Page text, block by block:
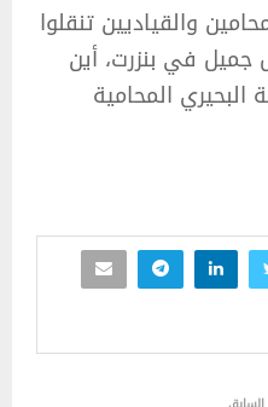
والقياديين تنقلوا
جميل في بنزرت، أين
البحيري المحامية